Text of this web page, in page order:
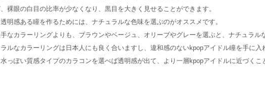
裸眼の白目の比率が少なくなり、黒目を大きく見せることができます。
明感ある瞳を作るためには、ナチュラルな色味を選ぶのがオススメです。
なカラーリングよりも、ブラウンやベージュ、オリーブやグレーを選ぶと、ナチュラル
ルなカラーリングは日本人にも良く合いますし、違和感のないkpopアイドル瞳を手に入
っぽい質感タイプのカラコンを選べば透明感が出て、より一層kpopアイドルに近づくこ